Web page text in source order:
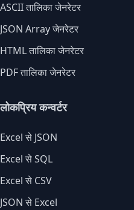
ASCII तालिका जेनरेटर
JSON Array जेनरेटर
HTML तालिका जेनरेटर
PDF तालिका जेनरेटर
लोकप्रिय कन्वर्टर
Excel से JSON
Excel से SQL
Excel से CSV
JSON से Excel